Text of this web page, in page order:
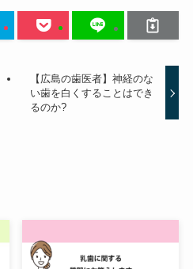
【広島の歯医者】神経のな
い歯を白くすることはでき
るのか?